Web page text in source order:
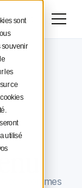
sont
souvenir
les
ce
utilisé
gratuit
Menu
social media
créateurs
sommes